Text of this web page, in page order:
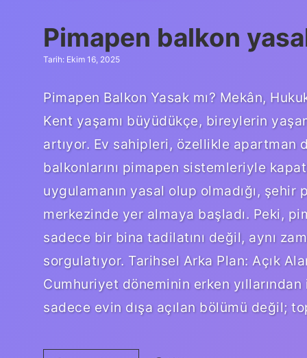
Pimapen balkon
Tarih: Ekim 16, 2025
Pimapen Balkon Yasak mı? Mekân,
Kent yaşamı büyüdükçe, bireylerin
artıyor. Ev sahipleri, özellikle apartman
balkonlarını pimapen sistemleriyle
uygulamanın yasal olup olmadığı, şehir
merkezinde yer almaya başladı. Peki,
sadece bir bina tadilatını değil, aynı
sorgulatıyor. Tarihsel Arka Plan: Açık
Cumhuriyet döneminin erken
sadece evin dışa açılan bölümü değil;